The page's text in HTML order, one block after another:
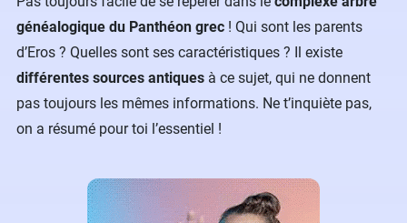
généalogique du Panthéon grec ! Qui sont les parents
d’Eros ? Quelles sont ses caractéristiques ? Il existe
différentes sources antiques à ce sujet, qui ne donnent
pas toujours les mêmes informations. Ne t’inquiète pas,
on a résumé pour toi l’essentiel !